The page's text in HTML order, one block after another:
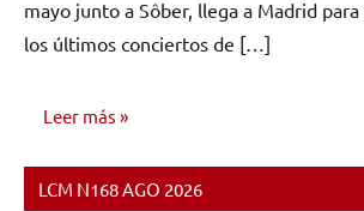
mayo junto a Sôber, llega a Madrid
los últimos conciertos de […]
Leer más
NOTICIAS
LCM N168 AGO 2026